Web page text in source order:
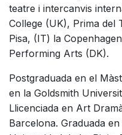
teatre i intercanvis
College (UK), Prima del
Pisa, (IT) la
Performing Arts (DK).
Postgraduada en el
en la Goldsmith
Llicenciada en Art
Barcelona. Graduada